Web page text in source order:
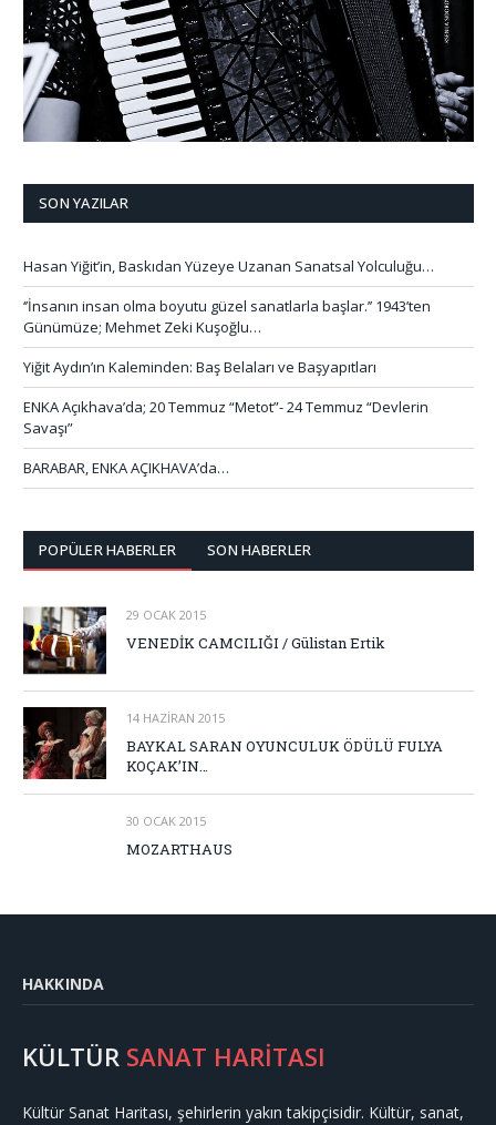
SON YAZILAR
Hasan Yiğit’in, Baskıdan Yüzeye Uzanan Sanatsal Yolculuğu…
‘’İnsanın insan olma boyutu güzel sanatlarla başlar.’’ 1943’ten
Günümüze; Mehmet Zeki Kuşoğlu…
Yiğit Aydın’ın Kaleminden: Baş Belaları ve Başyapıtları
ENKA Açıkhava’da; 20 Temmuz “Metot”- 24 Temmuz “Devlerin
Savaşı”
BARABAR, ENKA AÇIKHAVA’da…
POPÜLER HABERLER SON HABERLER
29 OCAK 2015
VENEDİK CAMCILIĞI / Gülistan Ertik
14 HAZIRAN 2015
BAYKAL SARAN OYUNCULUK ÖDÜLÜ FULYA
KOÇAK’IN…
30 OCAK 2015
MOZARTHAUS
HAKKINDA
KÜLTÜR SANAT HARİTASI
Kültür Sanat Haritası, şehirlerin yakın takipçisidir. Kültür, sanat,